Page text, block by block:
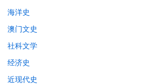
海洋史
澳门文史
社科文学
经济史
近现代史